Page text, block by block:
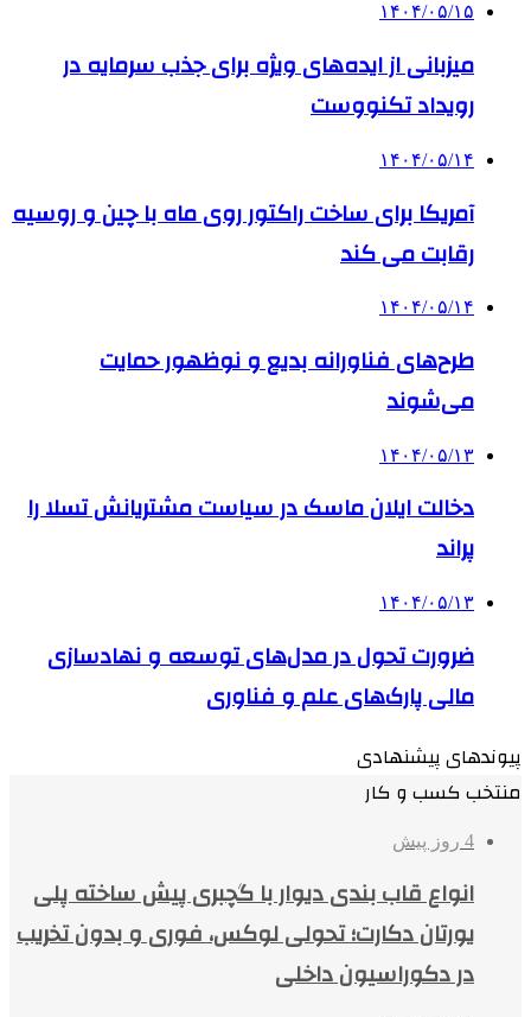
۱۴۰۴/۰۵/۱۵
میزبانی از ایده‌های ویژه برای جذب سرمایه در
رویداد تکنووست
۱۴۰۴/۰۵/۱۴
آمریکا برای ساخت راکتور روی ماه با چین و روسیه
رقابت می کند
۱۴۰۴/۰۵/۱۴
طرح‌های فناورانه بدیع و نوظهور حمایت
می‌شوند
۱۴۰۴/۰۵/۱۳
دخالت ایلان ماسک در سیاست مشتریانش تسلا را
پراند
۱۴۰۴/۰۵/۱۳
ضرورت تحول در مدل‌های توسعه و نهادسازی
مالی پارک‌های علم و فناوری
پیوندهای پیشنهادی
منتخب کسب و کار
4 روز پیش
انواع قاب بندی دیوار با گچبری پیش ساخته پلی
یورتان دکارت؛ تحولی لوکس، فوری و بدون تخریب
در دکوراسیون داخلی